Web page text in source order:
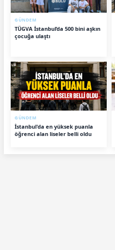
GÜNDEM
TÜGVA İstanbul’da 500 bini aşkın
çocuğa ulaştı
GÜNDEM
İstanbul'da en yüksek puanla
öğrenci alan liseler belli oldu